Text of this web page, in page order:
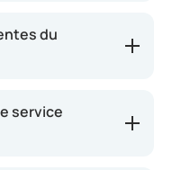
du
service